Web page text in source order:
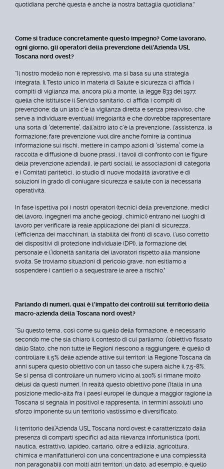
quotidiana perché questa è anche la nostra battaglia quotidiana.”
Come si traduce concretamente questo impegno? Come lavorano,
ogni giorno, gli operatori della prevenzione dell'Azienda USL
Toscana nord ovest?
“Il nostro modello non è repressivo, ma si basa su una strategia
integrata. Il Testo unico in materia di Salute e sicurezza ci affida i
compiti di vigilanza ma, ancora più a monte, la legge 833 del 1977,
quella che istituisce il Servizio sanitario, ci affida i compiti di
prevenzione: da un lato c'è la vigilanza diretta e senza preavviso, che
serve a individuare eventuali irregolarità e che dovrebbe rappresentare
una sorta di ‘deterrente’, dall'altro lato c'è la prevenzione, l'assistenza, la
formazione; fare prevenzione vuol dire anche fornire la continua
informazione sui rischi, mettere in campo azioni di ‘sistema’ come la
raccolta e diffusione di buone prassi, i tavoli di confronto con le figure
della prevenzione aziendali, le parti sociali, le associazioni di categoria
e i Comitati paritetici, lo studio di nuove modalità lavorative e di
soluzioni in grado di coniugare sicurezza e salute con la necessaria
operatività.
In fase ispettiva poi i nostri operatori (tecnici della prevenzione, medici
del lavoro, ingegneri ma anche geologi, chimici) entrano nei luoghi di
lavoro per verificare la reale applicazione dei piani di sicurezza,
l'efficienza dei macchinari, la stabilità dei fronti di scavo, l'uso corretto
dei dispositivi di protezione individuale (DPI), la formazione del
personale e l’idoneità sanitaria dei lavoratori rispetto alla mansione
svolta. Se troviamo situazioni di pericolo grave, non esitiamo a
sospendere i cantieri o a sequestrare le aree a rischio.”
Parlando di numeri, qual è l'impatto dei controlli sul territorio della
macro-azienda della Toscana nord ovest?
“Su questo tema, così come su quello della formazione, è necessario
secondo me che sia chiaro il contesto di cui parliamo: l’obiettivo fissato
dallo Stato, che non tutte le Regioni riescono a raggiungere, è quello di
controllare il 5% delle aziende attive sui territori: la Regione Toscana da
anni supera questo obiettivo con un tasso che supera alche il 7,5-8%.
Se si pensa di controllare un numero vicino al 100% si rimane molto
delusi da questi numeri. In realtà questo obiettivo pone l'Italia in una
posizione medio-alta fra i paesi europei (e dunque a maggior ragione la
Toscana si segnala in positivo) e rappresenta, in termini assoluti uno
sforzo imponente su un territorio vastissimo e diversificato.
Il territorio dell’Azienda USL Toscana nord ovest è caratterizzato dalla
presenza di comparti specifici ad alta rilevanza infortunistica (porti,
nautica, estrattivo, lapideo, cartario, oltre a edilizia, agricoltura,
chimica e manifatturiero) con una concentrazione e una complessità
non paragonabili con molti altri territori: un dato, ad esempio, è quello